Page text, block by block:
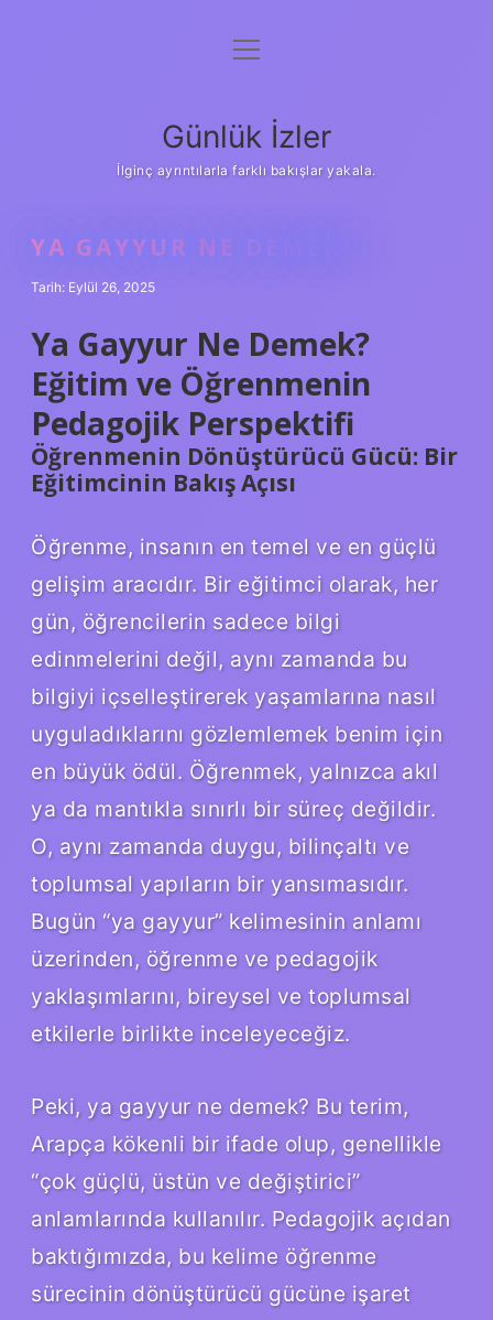
Anasayfa
Yasal Uyarı
menüyü
Günlük İzler
İlginç ayrıntılarla farklı bakışlar yakala.
YA GAYYUR NE DEMEK ?
Tarih: Eylül 26, 2025
Ya Gayyur Ne Demek?
Eğitim ve Öğrenmenin
Pedagojik Perspektifi
Öğrenmenin Dönüştürücü Gücü: Bir
Eğitimcinin Bakış Açısı
Öğrenme, insanın en temel ve en güçlü
gelişim aracıdır. Bir eğitimci olarak, her
gün, öğrencilerin sadece bilgi
edinmelerini değil, aynı zamanda bu
bilgiyi içselleştirerek yaşamlarına nasıl
uyguladıklarını gözlemlemek benim için
en büyük ödül. Öğrenmek, yalnızca akıl
ya da mantıkla sınırlı bir süreç değildir.
O, aynı zamanda duygu, bilinçaltı ve
toplumsal yapıların bir yansımasıdır.
Bugün “ya gayyur” kelimesinin anlamı
üzerinden, öğrenme ve pedagojik
yaklaşımlarını, bireysel ve toplumsal
etkilerle birlikte inceleyeceğiz.
Peki, ya gayyur ne demek? Bu terim,
Arapça kökenli bir ifade olup, genellikle
“çok güçlü, üstün ve değiştirici”
anlamlarında kullanılır. Pedagojik açıdan
baktığımızda, bu kelime öğrenme
sürecinin dönüştürücü gücüne işaret